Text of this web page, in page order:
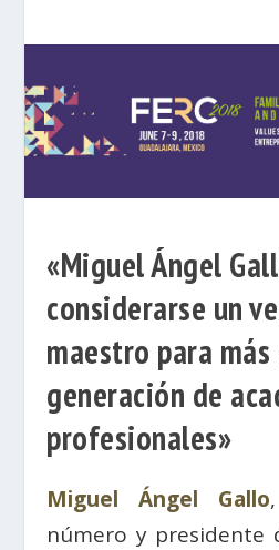
«Miguel Ángel
considerarse un
maestro para más
generación de
profesionales»
Miguel Ángel Gallo
número y presidente